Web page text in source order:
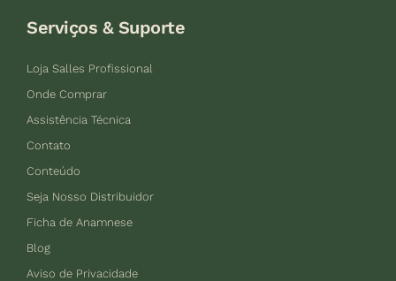
Serviços & Suporte
Loja Salles Profissional
Onde Comprar
Assistência Técnica
Contato
Conteúdo
Seja Nosso Distribuidor
Ficha de Anamnese
Blog
Aviso de Privacidade